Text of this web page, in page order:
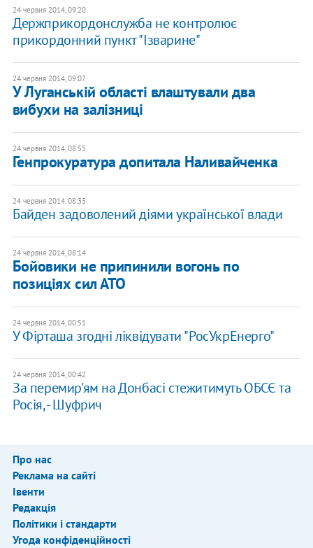
24 червня 2014, 09:20
Держприкордонслужба не контролює
прикордонний пункт "Ізварине"
24 червня 2014, 09:07
У Луганській області влаштували два
вибухи на залізниці
24 червня 2014, 08:55
Генпрокуратура допитала Наливайченка
24 червня 2014, 08:33
Байден задоволений діями української влади
24 червня 2014, 08:14
Бойовики не припинили вогонь по
позиціях сил АТО
24 червня 2014, 00:51
У Фірташа згодні ліквідувати "РосУкрЕнерго"
24 червня 2014, 00:42
За перемир'ям на Донбасі стежитимуть ОБСЄ та
Росія, - Шуфрич
Про нас
Реклама на сайті
Івенти
Редакція
Політики і стандарти
Угода конфіденційності